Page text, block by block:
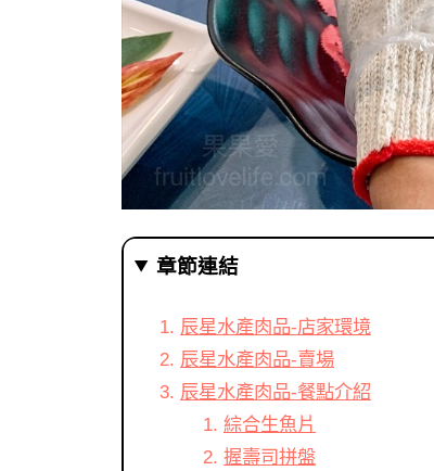
章節連結
辰星水產肉品-店家環境
辰星水產肉品-賣場
辰星水產肉品-餐點介紹
綜合生魚片
握壽司拼盤